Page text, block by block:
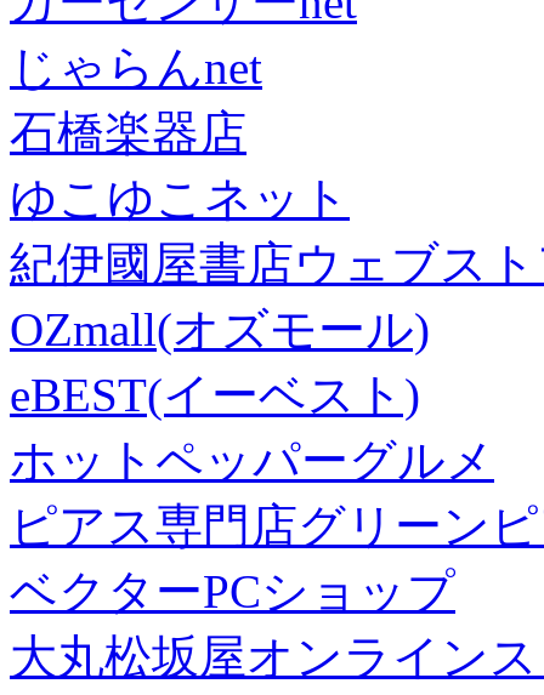
じゃらんnet
石橋楽器店
ゆこゆこネット
紀伊國屋書店ウェブス
OZmall(オズモール)
eBEST(イーベスト)
ホットペッパーグルメ
ピアス専門店グリーン
ベクターPCショップ
大丸松坂屋オンライン